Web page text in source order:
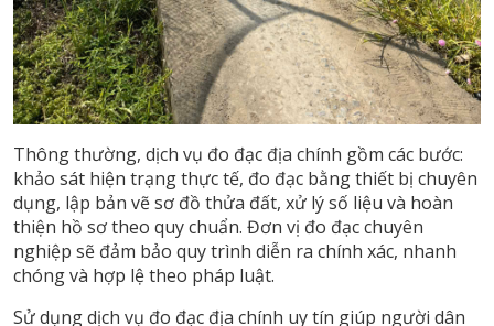
Thông thường, dịch vụ đo đạc địa chính gồm các bước:
khảo sát hiện trạng thực tế, đo đạc bằng thiết bị chuyên
dụng, lập bản vẽ sơ đồ thửa đất, xử lý số liệu và hoàn
thiện hồ sơ theo quy chuẩn. Đơn vị đo đạc chuyên
nghiệp sẽ đảm bảo quy trình diễn ra chính xác, nhanh
chóng và hợp lệ theo pháp luật.
Sử dụng dịch vụ đo đạc địa chính uy tín giúp người dân